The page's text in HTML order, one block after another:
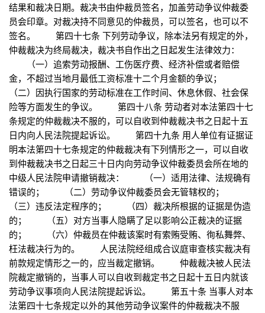
结果和裁决日期。裁决书由仲裁员签名，加盖劳动争议仲裁委
员会印章。对裁决持不同意见的仲裁员，可以签名，也可以不
签名。 第四十七条 下列劳动争议，除本法另有规定的外，
仲裁裁决为终局裁决，裁决书自作出之日起发生法律效力：
（一）追索劳动报酬、工伤医疗费、经济补偿或者赔偿
金，不超过当地月最低工资标准十二个月金额的争议；
（二）因执行国家的劳动标准在工作时间、休息休假、社会保
险等方面发生的争议。 第四十八条 劳动者对本法第四十七
条规定的仲裁裁决不服的，可以自收到仲裁裁决书之日起十五
日内向人民法院提起诉讼。 第四十九条 用人单位有证据证
明本法第四十七条规定的仲裁裁决有下列情形之一，可以自收
到仲裁裁决书之日起三十日内向劳动争议仲裁委员会所在地的
中级人民法院申请撤销裁决： （一）适用法律、法规确有
错误的； （二）劳动争议仲裁委员会无管辖权的；
（三）违反法定程序的； （四）裁决所根据的证据是伪造
的； （五）对方当事人隐瞒了足以影响公正裁决的证据
的； （六）仲裁员在仲裁该案时有索贿受贿、徇私舞弊、
枉法裁决行为的。 人民法院经组成合议庭审查核实裁决有
前款规定情形之一的，应当裁定撤销。 仲裁裁决被人民法
院裁定撤销的，当事人可以自收到裁定书之日起十五日内就该
劳动争议事项向人民法院提起诉讼。 第五十条 当事人对本
法第四十七条规定以外的其他劳动争议案件的仲裁裁决不服